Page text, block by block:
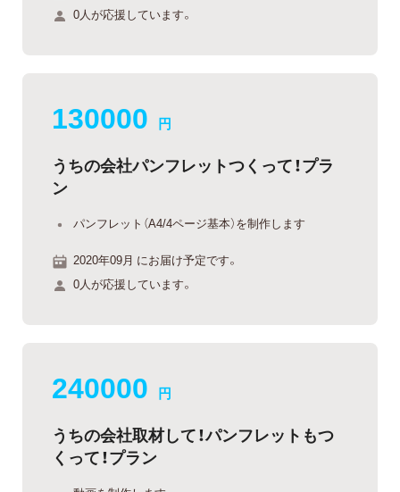
0人が応援しています。
130000 円
うちの会社パンフレットつくって！プラ
ン
パンフレット（A4/4ページ基本）を制作します
2020年09月 にお届け予定です。
0人が応援しています。
240000 円
うちの会社取材して！パンフレットもつ
くって！プラン